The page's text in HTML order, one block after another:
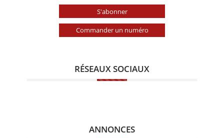
S'abonner
Commander un numéro
RÉSEAUX SOCIAUX
ANNONCES